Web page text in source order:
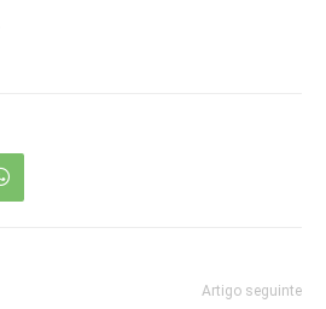
Artigo seguinte